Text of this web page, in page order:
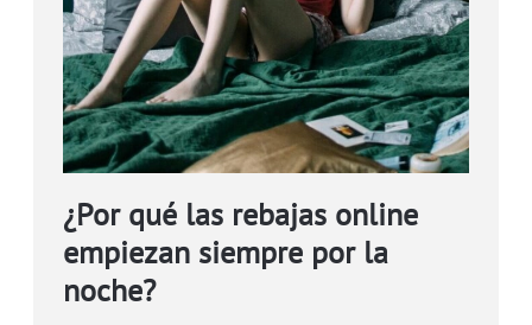
¿Por qué las rebajas online
empiezan siempre por la
noche?